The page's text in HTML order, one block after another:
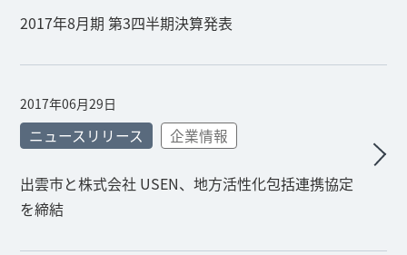
2017年8月期 第3四半期決算発表
2017年06月29日
ニュースリリース 企業情報
出雲市と株式会社 USEN、地方活性化包括連携協定
を締結